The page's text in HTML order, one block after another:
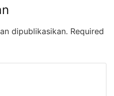
dipublikasikan. Required